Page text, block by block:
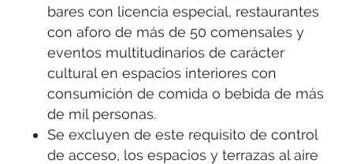
bares con licencia especial, restaurantes
con aforo de más de 50 comensales y
eventos multitudinarios de carácter
cultural en espacios interiores con
consumición de comida o bebida de más
de mil personas.
Se excluyen de este requisito de control
de acceso, los espacios y terrazas al aire